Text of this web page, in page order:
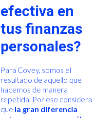
efectiva en
tus finanzas
personales?
Para Covey, somos el
resultado de aquello que
hacemos de manera
repetida. Por eso considera
que la gran diferencia